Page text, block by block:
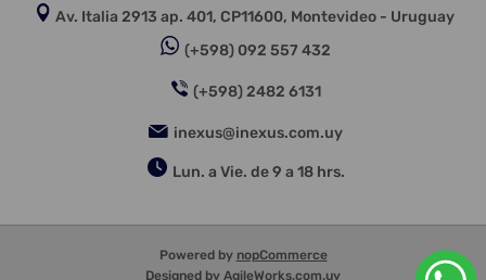
Av. Italia 2913 ap. 401, CP11600, Montevideo - Uruguay
(+598) 092 557 432
(+598) 2482 6131
inexus@inexus.com.uy
Lun. a Vie. de 9 a 18 hrs.
Powered by nopCommerce
Designed by AgileWorks.com.uy